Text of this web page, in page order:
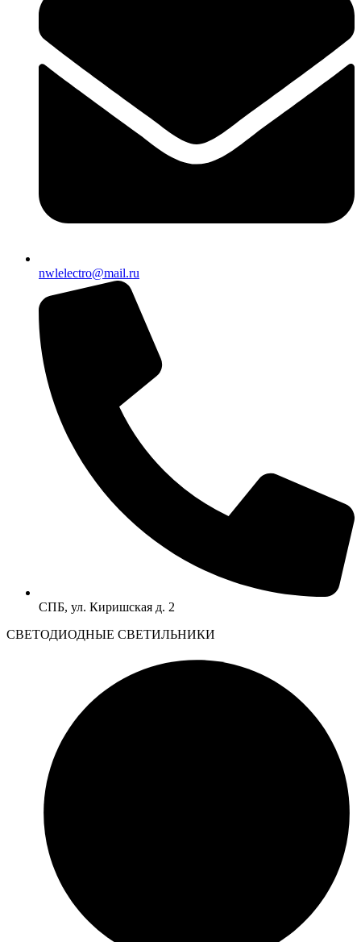
nwlelectro@mail.ru
СПБ, ул. Киришская д. 2
CВЕТОДИОДНЫЕ СВЕТИЛЬНИКИ